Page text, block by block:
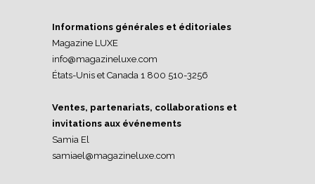
Informations générales et éditoriales
Magazine LUXE
info@magazineluxe.com
États-Unis et Canada 1 800 510-3256
Ventes, partenariats, collaborations et
invitations aux événements
Samia El
samiael@magazineluxe.com